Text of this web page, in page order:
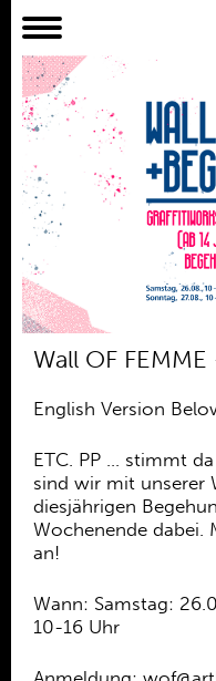
Planer
Alles
Konzert
Film
Bühne
Workshop
Kreativangebote
Archiv
Aktuelles
Projekte
Verein
Praktikum /
Ehrenamt
Kooperationen
Kontakt
Wall OF
English Version
ETC. PP … stimmt
sind wir mit unserer
diesjährigen
Wochenende dabei.
an!
Wann: Samstag:
10-16 Uhr